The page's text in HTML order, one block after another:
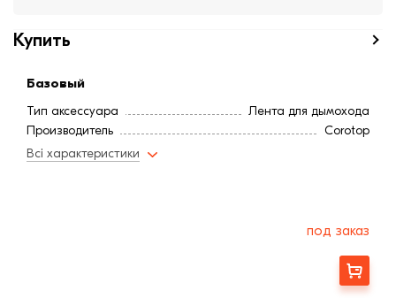
Купить
Базовый
Тип аксессуара
Лента для дымохода
Производитель
Corotop
Всі характеристики
под заказ
Заказать